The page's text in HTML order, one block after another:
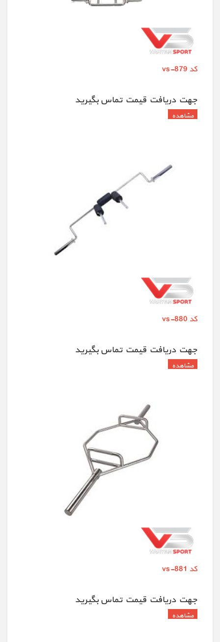
کد vs-879
جهت دريافت قيمت تماس بگيريد
کد vs-880
جهت دريافت قيمت تماس بگيريد
کد vs-881
جهت دريافت قيمت تماس بگيريد